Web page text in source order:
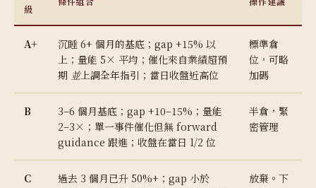
級
A+
沉睡 6+ 個月的基底；gap +15% 以
上；量能 5× 平均；催化來自業績超預
期 並上調全年指引；當日收盤近高位
標準倉
位，可略
加碼
B
3–6 個月基底；gap +10–15%；量能
2–3×；單一事件催化但無 forward
guidance 跟進；收盤在當日 1/2 位
半倉，緊
密管理
C
過去 3 個月已升 50%+；gap 小於
放棄。下